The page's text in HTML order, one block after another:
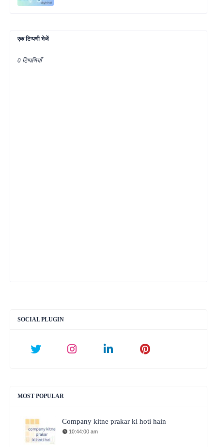
एक टिप्पणी भेजें
0 टिप्पणियाँ
SOCIAL PLUGIN
MOST POPULAR
Company kitne prakar ki hoti hain
10:44:00 am